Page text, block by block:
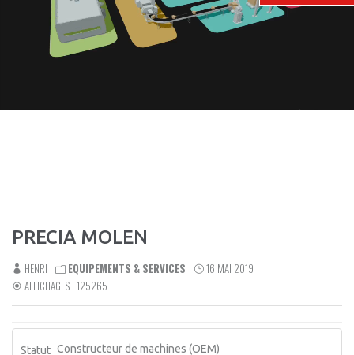
PRECIA MOLEN
HENRI EQUIPEMENTS & SERVICES
16 MAI 2019
AFFICHAGES : 125265
Statut Constructeur de machines (OEM)